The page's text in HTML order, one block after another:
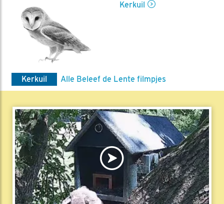
Kerkuil
Kerkuil Alle Beleef de Lente filmpjes